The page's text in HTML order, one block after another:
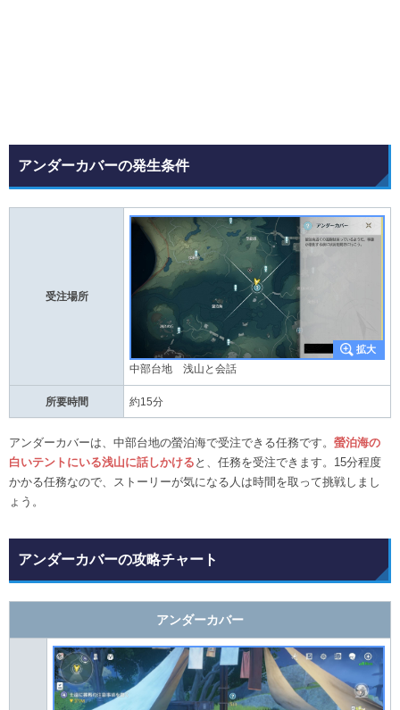
アンダーカバーの発生条件​
受注場所
中部台地 浅山と会話
所要時間 約15分
アンダーカバーは、中部台地の螢泊海で受注できる任務です。 螢泊海の
白いテントにいる浅山に話しかける と、任務を受注できます。15分程度
かかる任務なので、ストーリーが気になる人は時間を取って挑戦しまし
ょう。
アンダーカバーの攻略チャート
アンダーカバー